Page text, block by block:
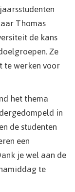
Thomas
de kans
Ze
te werken voor
het thema
in
de studenten
een
je wel aan de
te